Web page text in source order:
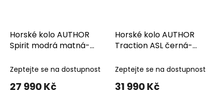
Horské kolo AUTHOR
Spirit modrá matná-
Zeptejte se na dostupnost
27 990 Kč
Horské kolo AUTHOR
Traction ASL černá-
Zeptejte se na dostupnost
31 990 Kč